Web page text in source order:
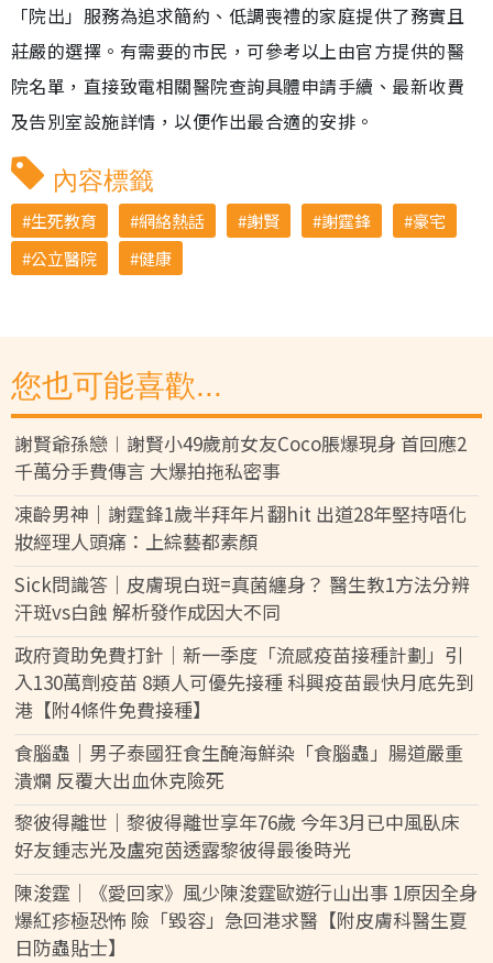
「院出」服務為追求簡約、低調喪禮的家庭提供了務實且
莊嚴的選擇。有需要的市民，可參考以上由官方提供的醫
院名單，直接致電相關醫院查詢具體申請手續、最新收費
及告別室設施詳情，以便作出最合適的安排。
內容標籤
生死教育 網絡熱話 謝賢 謝霆鋒
豪宅
公立醫院
健康
您也可能喜歡...
謝賢爺孫戀︱謝賢小49歲前女友Coco脹爆現身 首回應2
千萬分手費傳言 大爆拍拖私密事
凍齡男神｜謝霆鋒1歲半拜年片翻hit 出道28年堅持唔化
妝經理人頭痛：上綜藝都素顏
Sick問識答｜皮膚現白斑=真菌纏身？ 醫生教1方法分辨
汗斑vs白蝕 解析發作成因大不同
政府資助免費打針｜新一季度「流感疫苗接種計劃」引
入130萬劑疫苗 8類人可優先接種 科興疫苗最快月底先到
港【附4條件免費接種】
食腦蟲｜男子泰國狂食生醃海鮮染「食腦蟲」腸道嚴重
潰爛 反覆大出血休克險死
黎彼得離世｜黎彼得離世享年76歲 今年3月已中風臥床
好友鍾志光及盧宛茵透露黎彼得最後時光
陳浚霆｜《愛回家》風少陳浚霆歐遊行山出事 1原因全身
爆紅疹極恐怖 險「毀容」急回港求醫【附皮膚科醫生夏
日防蟲貼士】